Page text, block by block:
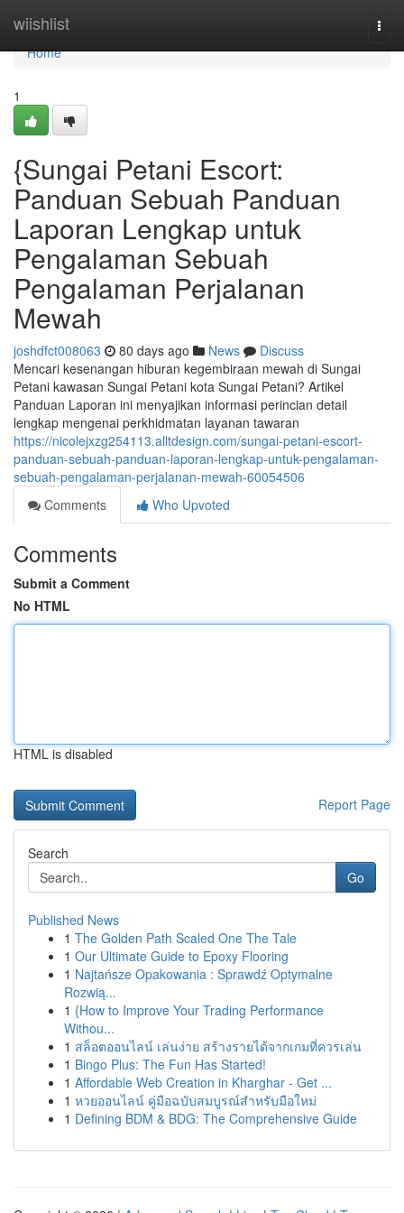
wiishlist
Home
Home
1
{Sungai Petani Escort:
Panduan Sebuah Panduan
Laporan Lengkap untuk
Pengalaman Sebuah
Pengalaman Perjalanan
Mewah
joshdfct008063 80 days ago News
Discuss
Mencari kesenangan hiburan kegembiraan mewah di Sungai
Petani kawasan Sungai Petani kota Sungai Petani? Artikel
Panduan Laporan ini menyajikan informasi perincian detail
lengkap mengenai perkhidmatan layanan tawaran
https://nicolejxzg254113.alltdesign.com/sungai-petani-escort-
panduan-sebuah-panduan-laporan-lengkap-untuk-pengalaman-
sebuah-pengalaman-perjalanan-mewah-60054506
Comments
Who Upvoted
Comments
Submit a Comment
No HTML
HTML is disabled
Report Page
Search
Go
Published News
1 The Golden Path Scaled One The Tale
1 Our Ultimate Guide to Epoxy Flooring
1 Najtańsze Opakowania : Sprawdź Optymalne
Rozwią...
1 {How to Improve Your Trading Performance
Withou...
1 สล็อตออนไลน์ เล่นง่าย สร้างรายได้จากเกมที่ควรเล่น
1 Bingo Plus: The Fun Has Started!
1 Affordable Web Creation in Kharghar - Get ...
1 หวยออนไลน์ คู่มือฉบับสมบูรณ์สำหรับมือใหม่
1 Defining BDM & BDG: The Comprehensive Guide